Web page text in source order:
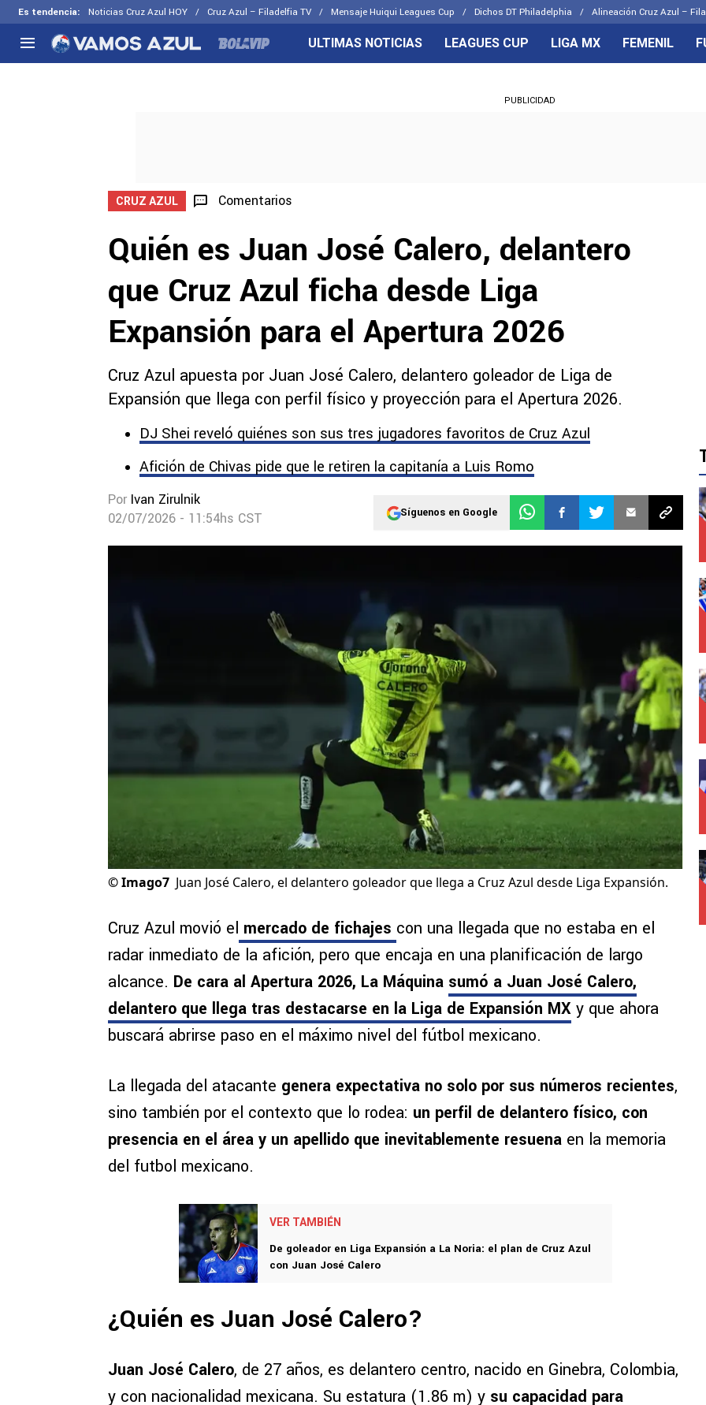
Es tendencia: Noticias Cruz Azul HOY Cruz Azul – Filadelfia TV Mensaje Huiqui Leagues Cup Dichos DT Philadelphia Alineación Cruz Azul –
Selección Mexicana
CELESTES
ULTIMAS NOTICIAS LEAGUES CUP LIGA MX FEMENIL
PUBLICIDAD
CRUZ AZUL Comentarios
Quién es Juan José Calero, delantero
que Cruz Azul ficha desde Liga
Expansión para el Apertura 2026
Cruz Azul apuesta por Juan José Calero, delantero goleador de Liga de
Expansión que llega con perfil físico y proyección para el Apertura 2026.
DJ Shei reveló quiénes son sus tres jugadores favoritos de Cruz Azul
Afición de Chivas pide que le retiren la capitanía a Luis Romo
Por Ivan Zirulnik
02/07/2026 - 11:54hs CST
Síguenos en Google
©Imago7 Juan José Calero, el delantero goleador que llega a Cruz Azul desde Liga Expansión.
Cruz Azul movió el mercado de fichajes con una llegada que no estaba en el
radar inmediato de la afición, pero que encaja en una planificación de largo
alcance. De cara al Apertura 2026, La Máquina sumó a Juan José Calero,
delantero que llega tras destacarse en la Liga de Expansión MX y que ahora
buscará abrirse paso en el máximo nivel del fútbol mexicano.
La llegada del atacante genera expectativa no solo por sus números recientes,
sino también por el contexto que lo rodea: un perfil de delantero físico, con
presencia en el área y un apellido que inevitablemente resuena en la memoria
del futbol mexicano.
VER TAMBIÉN
De goleador en Liga Expansión a La Noria: el plan de Cruz Azul
con Juan José Calero
¿Quién es Juan José Calero?
Juan José Calero, de 27 años, es delantero centro, nacido en Ginebra, Colombia,
y con nacionalidad mexicana. Su estatura (1.86 m) y su capacidad para